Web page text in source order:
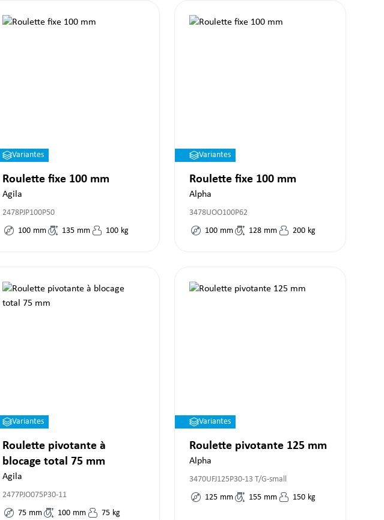
Variantes
Roulette fixe 100 mm
Agila
2478PJP100P50
100 mm 135 mm 100 kg
Variantes
Roulette fixe 100 mm
Alpha
3478UOO100P62
100 mm 128 mm 200 kg
Variantes
Roulette pivotante à
blocage total 75 mm
Agila
2477PJO075P30-11
75 mm 100 mm 75 kg
Variantes
Roulette pivotante 125 mm
Alpha
3470UFJ125P30-13 T/G-small
125 mm 155 mm 150 kg